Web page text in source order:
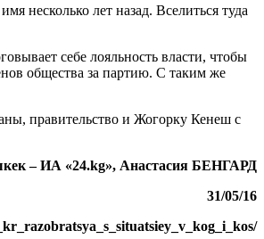
несколько лет назад. Вселиться туда
себе лояльность власти, чтобы
общества за партию. С таким же
правительство и Жогорку Кенеш с
– ИА «24.kg», Анастасия БЕНГАРД
31/05/16